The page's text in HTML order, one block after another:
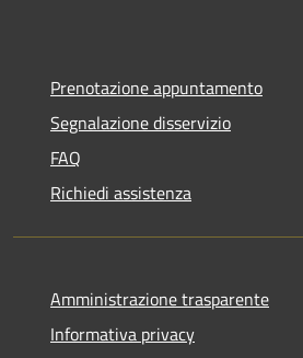
Prenotazione appuntamento
Segnalazione disservizio
FAQ
Richiedi assistenza
Amministrazione trasparente
Informativa privacy